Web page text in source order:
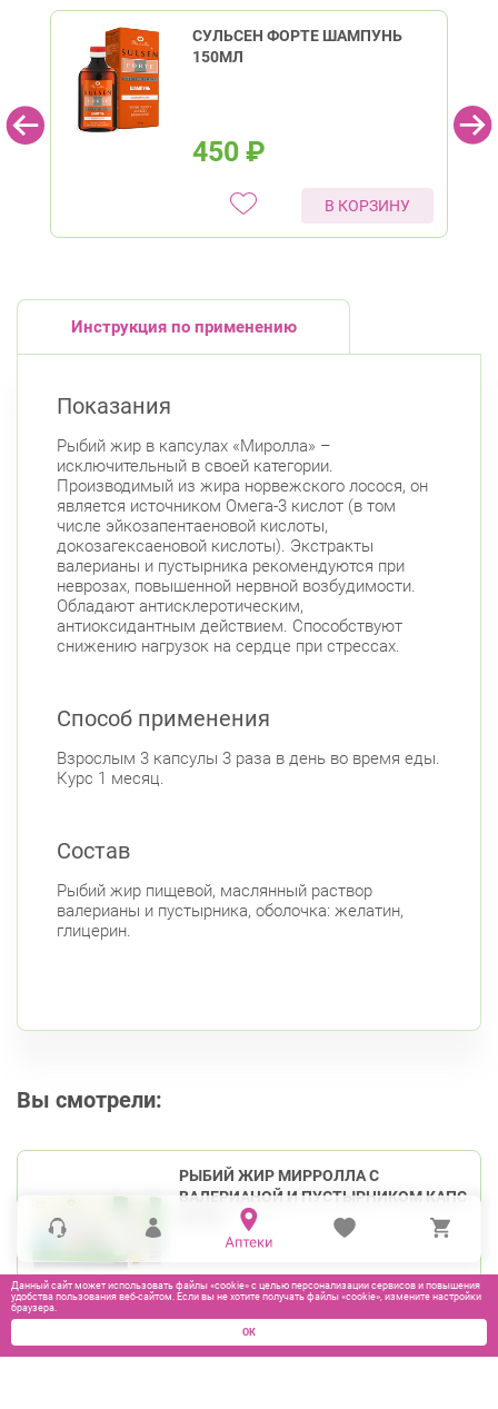
СУЛЬСЕН ФОРТЕ ШАМПУНЬ
150МЛ
450 ₽
В КОРЗИНУ
Инструкция по применению
Показания
Рыбий жир в капсулах «Миролла» –
исключительный в своей категории.
Производимый из жира норвежского лосося, он
является источником Омега-3 кислот (в том
числе эйкозапентаеновой кислоты,
докозагексаеновой кислоты). Экстракты
валерианы и пустырника рекомендуются при
неврозах, повышенной нервной возбудимости.
Обладают антисклеротическим,
антиоксидантным действием. Способствуют
снижению нагрузок на сердце при стрессах.
Способ применения
Взрослым 3 капсулы 3 раза в день во время еды.
Курс 1 месяц.
Состав
Рыбий жир пищевой, маслянный раствор
валерианы и пустырника, оболочка: желатин,
глицерин.
Вы смотрели:
РЫБИЙ ЖИР МИРРОЛЛА С
ВАЛЕРИАНОЙ И ПУСТЫРНИКОМ КАПС
135₽
Данный сайт может использовать файлы «cookie» с целью персонализации сервисов и повышения
удобства пользования веб-сайтом. Если вы не хотите получать файлы «cookie», измените настройки
браузера.
ОК